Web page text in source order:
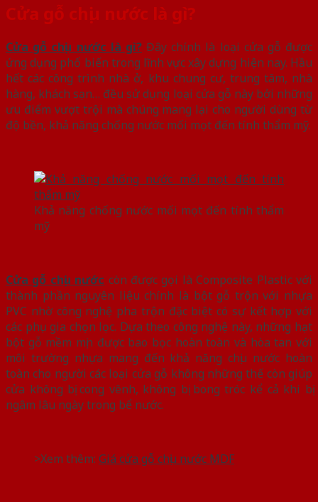
Cửa gỗ chịu nước là gì?
Cửa gỗ chịu nước là gì?Đây chính là loại cửa gỗ được
ứng dụng phổ biến trong lĩnh vực xây dựng hiện nay. Hầu
hết các công trình nhà ở, khu chung cư, trung tâm, nhà
hàng, khách sạn… đều sử dụng loại cửa gỗ này bởi những
ưu điểm vượt trội mà chúng mang lại cho người dùng từ
độ bền, khả năng chống nước mối mọt đến tính thẩm mỹ.
Khả năng chống nước mối mọt đến tính thẩm
mỹ
Cửa gỗ chịu nước còn được gọi là Composite Plastic với
thành phần nguyên liệu chính là bột gỗ trộn với nhựa
PVC nhờ công nghệ pha trộn đặc biệt có sự kết hợp với
các phụ gia chọn lọc. Dựa theo công nghệ này, những hạt
bột gỗ mềm mịn được bao bọc hoàn toàn và hòa tan với
môi trường nhựa mang đến khả năng chịu nước hoàn
toàn cho người các loại cửa gỗ không những thế còn giúp
cửa không bị cong vênh, không bị bong tróc kể cả khi bị
ngâm lâu ngày trong bể nước.
>Xem thêm: Giá cửa gỗ chịu nước MDF